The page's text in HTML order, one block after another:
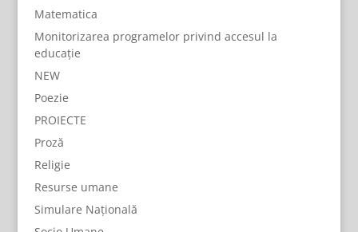
Matematica
Monitorizarea programelor privind accesul la
educație
NEW
Poezie
PROIECTE
Proză
Religie
Resurse umane
Simulare Națională